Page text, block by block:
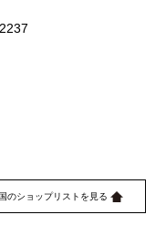
のショップリストを見る